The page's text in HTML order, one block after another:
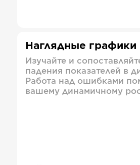
Наглядные графики
Изучайте и
падения показателей в
Работа над ошибками
вашему динамичному